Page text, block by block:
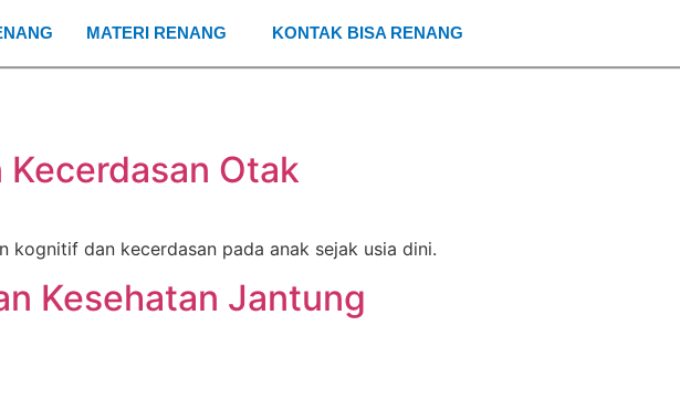
MATERI RENANG KONTAK BISA RENANG
Otak
kognitif dan kecerdasan pada anak sejak usia dini.
Kesehatan Jantung